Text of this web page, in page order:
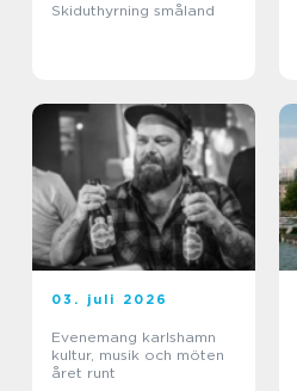
Skiduthyrning småland
03. juli 2026
Evenemang karlshamn
kultur, musik och möten
året runt